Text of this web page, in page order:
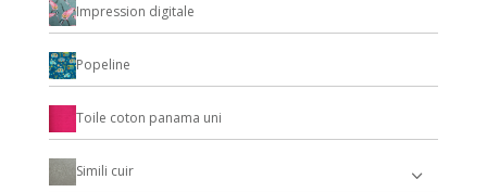
Impression digitale
Popeline
Toile coton panama uni
Simili cuir